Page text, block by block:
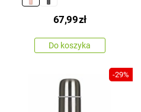
67,99zł
Do koszyka
-29%